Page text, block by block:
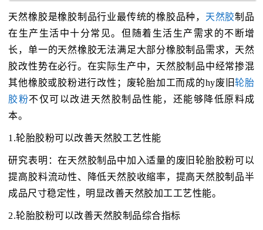
天然橡胶是橡胶制品行业最传统的橡胶品种， 天然胶制品
在生产生活中十分常见。但随着生活生产需求的不断增
长，单一的天然橡胶无法满足大部分橡胶制品需求，天然
胶改性势在必行。在实际生产中，天然胶制品中经常掺混
其他橡胶或胶粉进行改性；废轮胎加工而成的hy废旧轮胎
胶粉不仅可以改进天然胶制品性能，还能够降低原料成
本。
1.轮胎胶粉可以改善天然胶工艺性能
研究表明：在天然胶制品中加入适量的废旧轮胎胶粉可以
提高胶料流动性、降低天然胶收缩率，提高天然胶制品半
成品尺寸稳定性，明显改善天然胶加工工艺性能。
2.轮胎胶粉可以改善天然胶制品综合指标